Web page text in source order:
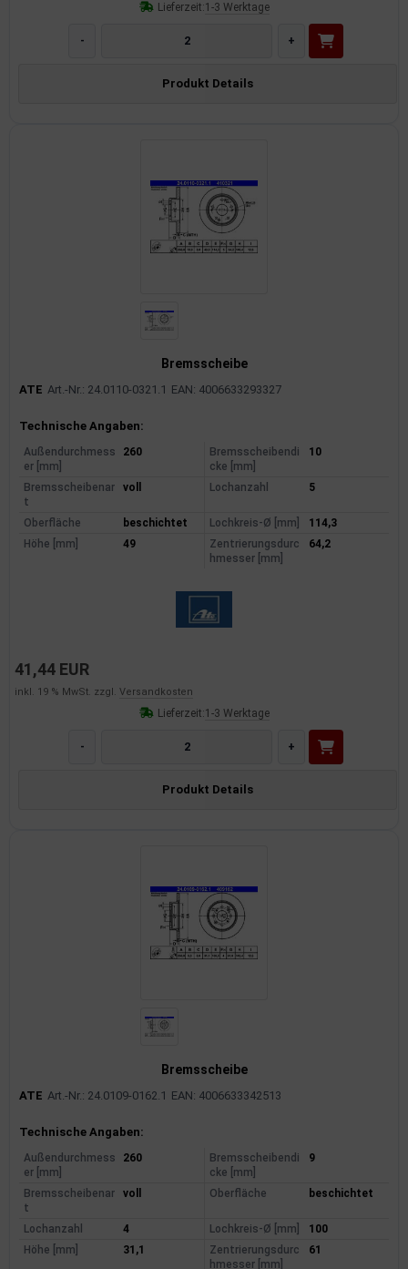
Lieferzeit:1-3 Werktage
- +
Produkt Details
Bremsscheibe
ATE Art.-Nr.: 24.0110-0321.1 EAN: 4006633293327
Produktinformationen
Technische Angaben:
Außendurchmess
er [mm]
260
Bremsscheibendi
cke [mm]
10
Bremsscheibenar
t
voll Lochanzahl 5
Oberfläche beschichtet Lochkreis-Ø [mm]
114,3
Höhe [mm]
49
Zentrierungsdurc
hmesser [mm]
64,2
41,44 EUR
inkl. 19 % MwSt. zzgl. Versandkosten
Lieferzeit:1-3 Werktage
- +
Produkt Details
Bremsscheibe
ATE Art.-Nr.: 24.0109-0162.1 EAN: 4006633342513
Produktinformationen
Technische Angaben:
Außendurchmess
er [mm]
260
Bremsscheibendi
cke [mm]
9
Bremsscheibenar
t
voll Oberfläche beschichtet
Lochanzahl 4 Lochkreis-Ø [mm]
100
Höhe [mm]
31,1
Zentrierungsdurc
hmesser [mm]
61